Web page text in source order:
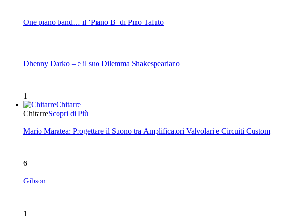
One piano band… il ‘Piano B’ di Pino Tafuto
Dhenny Darko – e il suo Dilemma Shakespeariano
1
Chitarre
ChitarreScopri di Più
Mario Maratea: Progettare il Suono tra Amplificatori Valvolari e Circuiti Custom
6
Gibson
1